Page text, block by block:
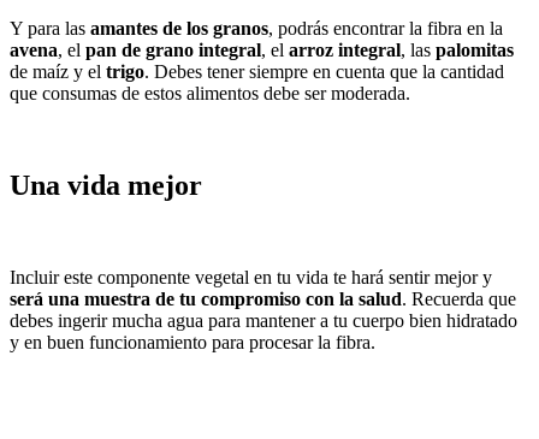
Y para las amantes de los granos, podrás encontrar la fibra en la
avena, el pan de grano integral, el arroz integral, las palomitas
de maíz y el trigo. Debes tener siempre en cuenta que la cantidad
que consumas de estos alimentos debe ser moderada.
Una vida mejor
Incluir este componente vegetal en tu vida te hará sentir mejor y
será una muestra de tu compromiso con la salud. Recuerda que
debes ingerir mucha agua para mantener a tu cuerpo bien hidratado
y en buen funcionamiento para procesar la fibra.